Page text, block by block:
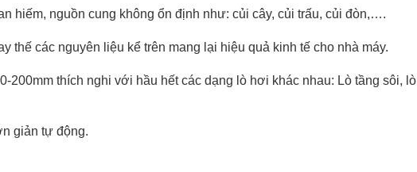
hiếm, nguồn cung không ổn định như: củi cây, củi trấu, củi đòn,….
thế các nguyên liệu kể trên mang lại hiệu quả kinh tế cho nhà máy.
200mm thích nghi với hầu hết các dạng lò hơi khác nhau: Lò tầng sôi,
giản tự động.